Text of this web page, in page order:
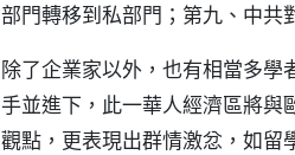
部門轉移到私部門；第九、中共
除了企業家以外，也有相當多
手並進下，此一華人經濟區將與
觀點，更表現出群情激忿，如留